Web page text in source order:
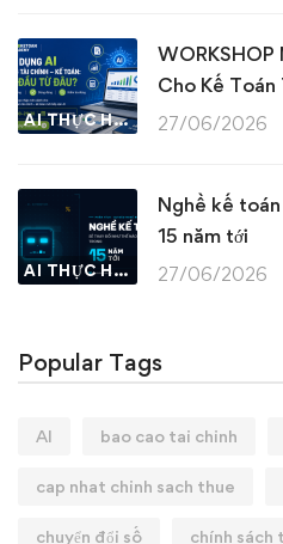
AI THỰC HÀNH
WORKSHOP
Cho Kế Toán
27/06/2026
AI THỰC HÀNH
Nghề kế
15 năm tới
27/06/2026
Popular Tags
AI bao cao tai chinh
cap nhat chinh sach thue
chuyển đổi số chính sách